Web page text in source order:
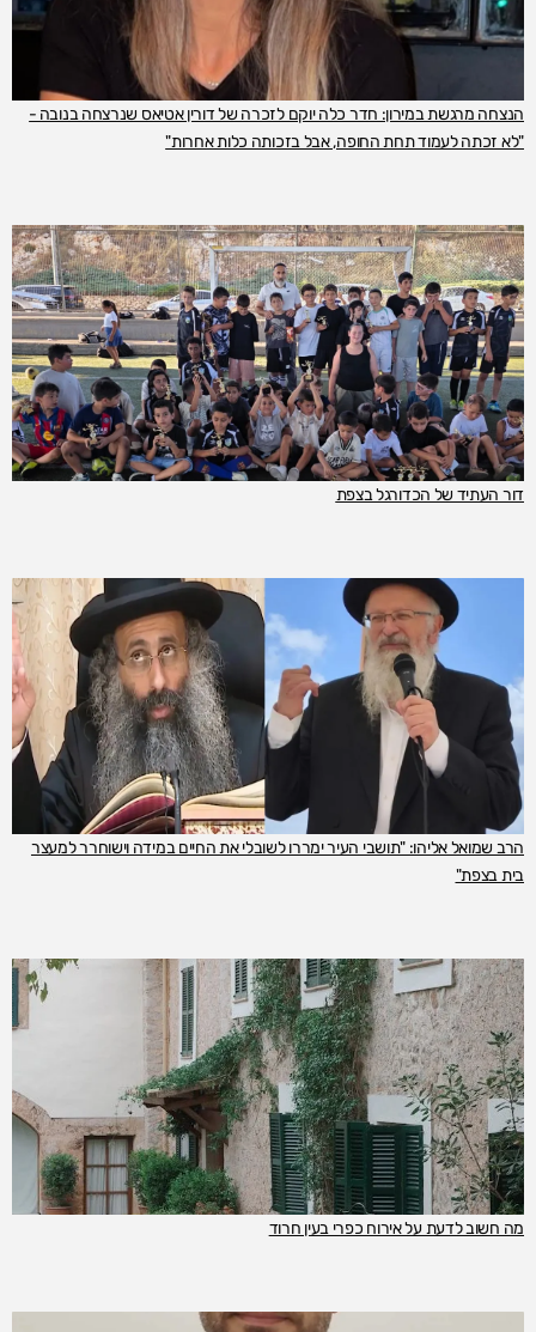
הנצחה מרגשת במירון: חדר כלה יוקם לזכרה של דורין אטיאס שנרצחה בנובה -
"לא זכתה לעמוד תחת החופה, אבל בזכותה כלות אחרות"
דור העתיד של הכדורגל בצפת
הרב שמואל אליהו: "תושבי העיר ימררו לשובלי את החיים במידה וישוחרר למעצר
בית בצפת"
מה חשוב לדעת על אירוח כפרי בעין חרוד